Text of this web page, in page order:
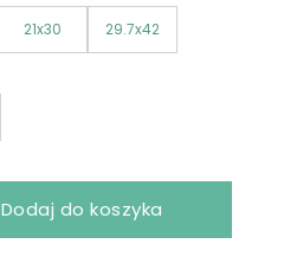
21x30 29.7x42
Dodaj do koszyka